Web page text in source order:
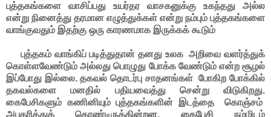
புத்தகங்களை வாசிப்பது உயர்தர வாசகனுக்கு உகந்தது அல்ல
என்று நினைத்து தரமான எழுத்துக்கள் என்று நம்பும் புத்தகங்களை
வாங்குவதும் இதற்கு ஒரு காரணமாக இருக்கக் கூடும்
புத்தகம் வாங்கிப் படித்துதான் தனது உலக அறிவை வளர்த்துக்
கொள்ளவேண்டும் அல்லது பொழுது போக்க வேண்டும் என்ற சூழல்
இப்போது இல்லை. தகவல் தொடர்பு சாதனங்கள் போகிற போக்கில்
தகவல்களை மனதில் பதியவைத்து சென்று விடுகிறது.
கைபேசிகளும் கணினியும் புத்தகங்களின் இடத்தை கொஞ்சம்
அபகரித்துக் கொண்டிருக்கின்றன. கைபேசி நம்மிடம்